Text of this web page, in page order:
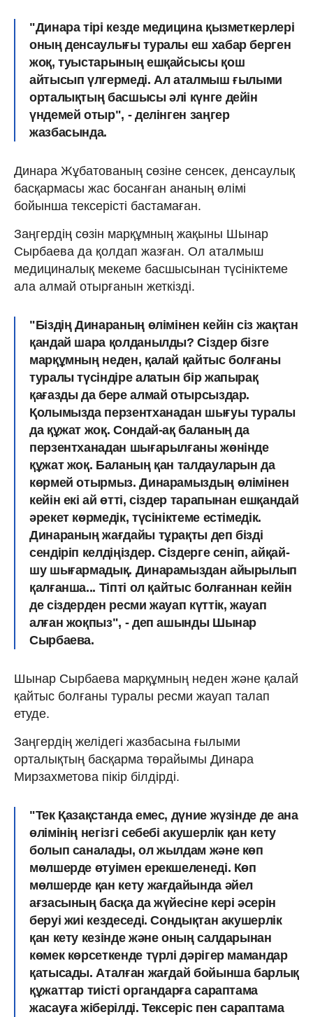
"Динара тірі кезде медицина қызметкерлері
оның денсаулығы туралы еш хабар берген
жоқ, туыстарының ешқайсысы қош
айтысып үлгермеді. Ал аталмыш ғылыми
орталықтың басшысы әлі күнге дейін
үндемей отыр", - делінген заңгер
жазбасында.
Динара Жұбатованың сөзіне сенсек, денсаулық
басқармасы жас босанған ананың өлімі
бойынша тексерісті бастамаған.
Заңгердің сөзін марқұмның жақыны Шынар
Сырбаева да қолдап жазған. Ол аталмыш
медициналық мекеме басшысынан түсініктеме
ала алмай отырғанын жеткізді.
"Біздің Динараның өлімінен кейін сіз жақтан
қандай шара қолданылды? Сіздер бізге
марқұмның неден, қалай қайтыс болғаны
туралы түсіндіре алатын бір жапырақ
қағазды да бере алмай отырсыздар.
Қолымызда перзентханадан шығуы туралы
да құжат жоқ. Сондай-ақ баланың да
перзентханадан шығарылғаны жөнінде
құжат жоқ. Баланың қан талдауларын да
көрмей отырмыз. Динарамыздың өлімінен
кейін екі ай өтті, сіздер тарапынан ешқандай
әрекет көрмедік, түсініктеме естімедік.
Динараның жағдайы тұрақты деп бізді
сендіріп келдіңіздер. Сіздерге сеніп, айқай-
шу шығармадық. Динарамыздан айырылып
қалғанша... Тіпті ол қайтыс болғаннан кейін
де сіздерден ресми жауап күттік, жауап
алған жоқпыз", - деп ашынды Шынар
Сырбаева.
Шынар Сырбаева марқұмның неден және қалай
қайтыс болғаны туралы ресми жауап талап
етуде.
Заңгердің желідегі жазбасына ғылыми
орталықтың басқарма төрайымы Динара
Мирзахметова пікір білдірді.
"Тек Қазақстанда емес, дүние жүзінде де ана
өлімінің негізгі себебі акушерлік қан кету
болып саналады, ол жылдам және көп
мөлшерде өтуімен ерекшеленеді. Көп
мөлшерде қан кету жағдайында әйел
ағзасының басқа да жүйесіне кері әсерін
беруі жиі кездеседі. Сондықтан акушерлік
қан кету кезінде және оның салдарынан
көмек көрсеткенде түрлі дәрігер мамандар
қатысады. Аталған жағдай бойынша барлық
құжаттар тиісті органдарға сараптама
жасауға жіберілді. Тексеріс пен сараптама